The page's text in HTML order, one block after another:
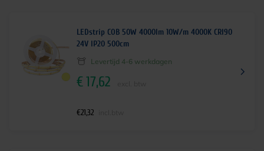
LEDstrip COB 50W 4000lm 10W/m 4000K CRI90
24V IP20 500cm
Levertijd 4-6 werkdagen
€17,62
€21,32